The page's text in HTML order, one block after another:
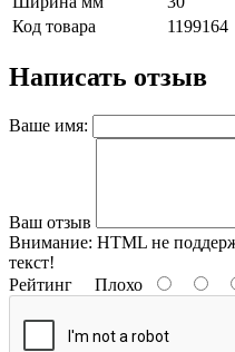
Код товара
1199164
Написать отзыв
Ваше имя:
Ваш отзыв
Внимание: HTML не
текст!
Рейтинг Плохо